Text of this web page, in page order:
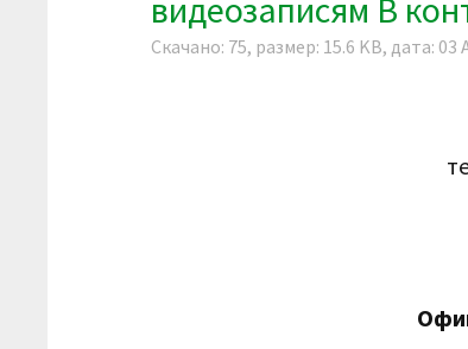
видеозаписям В
Скачано: 75, размер: 15.6 KB, дата: 03